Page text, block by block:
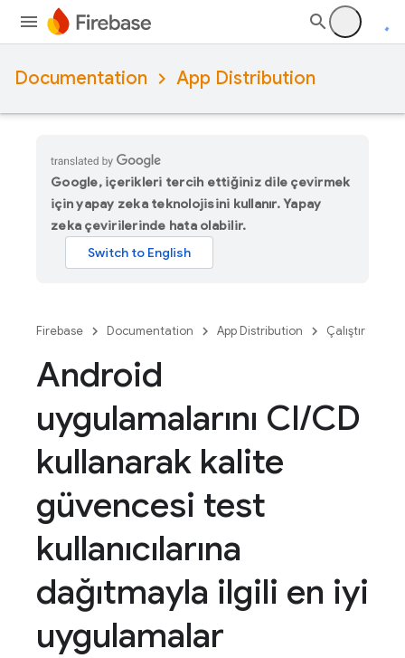
Documentation App Distribution
Google, içerikleri tercih ettiğiniz dile çevirmek
için yapay zeka teknolojisini kullanır. Yapay
zeka çevirilerinde hata olabilir.
Firebase Documentation App Distribution Çalıştır
Android
uygulamalarını CI/CD
kullanarak kalite
güvencesi test
kullanıcılarına
dağıtmayla ilgili en iyi
uygulamalar